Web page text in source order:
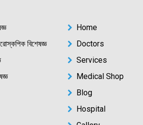
বিশেষজ্ঞ
Home
Doctors
Services
Medical Shop
Blog
Hospital